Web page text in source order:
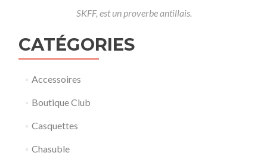
SKFF, est un proverbe antillais.
CATÉGORIES
Accessoires
Boutique Club
Casquettes
Chasuble